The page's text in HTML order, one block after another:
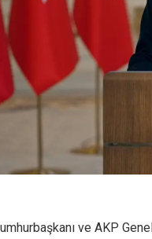
ve AKP